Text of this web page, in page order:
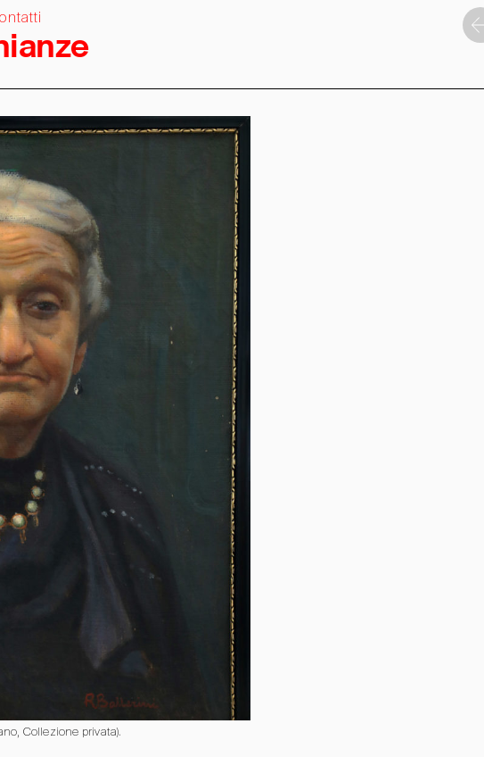
ianze
Collezione privata).